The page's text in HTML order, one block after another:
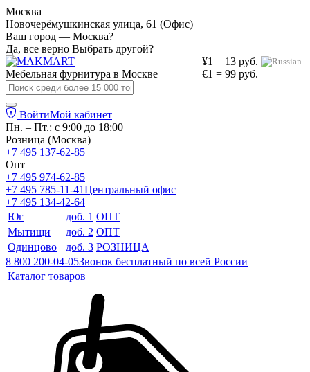
Москва
Новочерёмушкинская улица, 61 (Офис)
Ваш город — Москва?
Да, все верно Выбрать другой?
¥1 = 13 руб.
€1 = 99 руб.
Мебельная фурнитура в Москве
ВойтиМой кабинет
Пн. – Пт.: с 9:00 до 18:00
Розница (Москва)
+7 495 137-62-85
Опт
+7 495 974-62-85
+7 495 785-11-41Центральный офис
+7 495 134-42-64
Юг
доб. 1 ОПТ
Мытищи
доб. 2 ОПТ
Одинцово
доб. 3 РОЗНИЦА
8 800 200-04-05Звонок бесплатный по всей России
Каталог товаров